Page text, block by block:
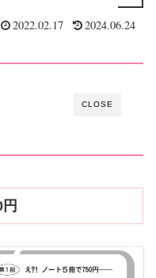
2022.02.17 2024.06.24
CLOSE